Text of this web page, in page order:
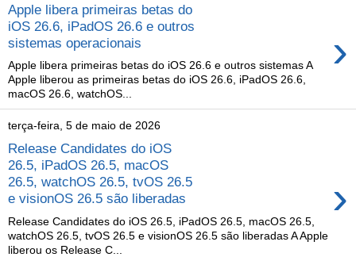
Apple libera primeiras betas do
iOS 26.6, iPadOS 26.6 e outros
sistemas operacionais
›
Apple libera primeiras betas do iOS 26.6 e outros sistemas A
Apple liberou as primeiras betas do iOS 26.6, iPadOS 26.6,
macOS 26.6, watchOS...
terça-feira, 5 de maio de 2026
Release Candidates do iOS
26.5, iPadOS 26.5, macOS
26.5, watchOS 26.5, tvOS 26.5
e visionOS 26.5 são liberadas
›
Release Candidates do iOS 26.5, iPadOS 26.5, macOS 26.5,
watchOS 26.5, tvOS 26.5 e visionOS 26.5 são liberadas A Apple
liberou os Release C...